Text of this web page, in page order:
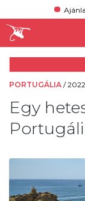
PORTUGÁLIA /
Egy